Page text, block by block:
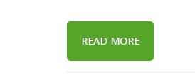
READ MORE